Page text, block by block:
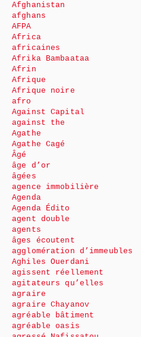
Afghanistan
afghans
AFPA
Africa
africaines
Afrika Bambaataa
Afrin
Afrique
Afrique noire
afro
Against Capital
against the
Agathe
Agathe Cagé
Âgé
âge d’or
âgées
agence immobilière
Agenda
Agenda Édito
agent double
agents
âges écoutent
agglomération d’immeubles
Aghiles Ouerdani
agissent réellement
agitateurs qu’elles
agraire
agraire Chayanov
agréable bâtiment
agréable oasis